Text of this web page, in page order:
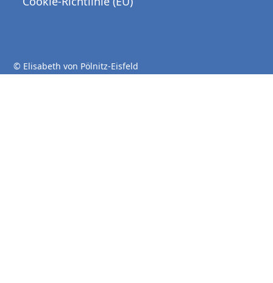
© Elisabeth von Pölnitz-Eisfeld